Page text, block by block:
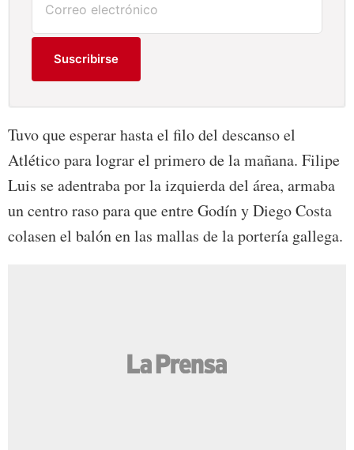
Suscribirse
Tuvo que esperar hasta el filo del descanso el
Atlético para lograr el primero de la mañana. Filipe
Luis se adentraba por la izquierda del área, armaba
un centro raso para que entre Godín y Diego Costa
colasen el balón en las mallas de la portería gallega.